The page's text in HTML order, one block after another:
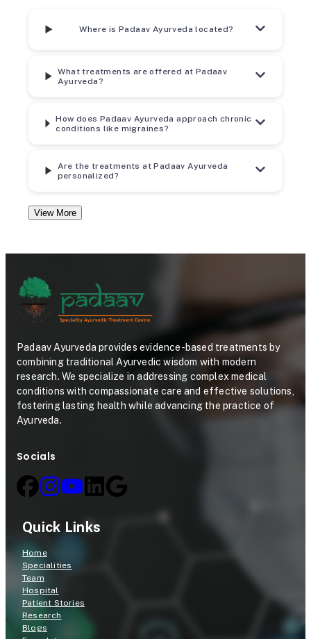
Where is Padaav Ayurveda located?
What treatments are offered at Padaav
Ayurveda?
How does Padaav Ayurveda approach chronic
conditions like migraines?
Are the treatments at Padaav Ayurveda
personalized?
View More
Padaav Ayurveda provides evidence-based treatments by
combining traditional Ayurvedic wisdom with modern
research. We specialize in addressing complex medical
conditions with compassionate care and effective solutions,
fostering lasting health while advancing the practice of
Ayurveda.
Socials
Quick Links
Home
Specialities
Team
Hospital
Patient Stories
Research
Blogs